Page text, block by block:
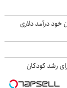
خود درآمد دلاری
رشد کودکان